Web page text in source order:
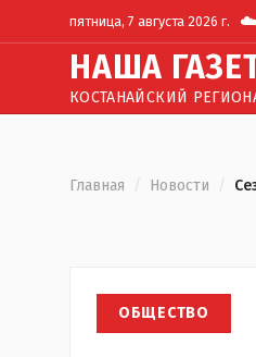
пятница, 7 августа 2026 г. ☁️
НАША Г
КОСТАНАЙСКИЙ
Главная / Новости /
ОБЩЕСТВО